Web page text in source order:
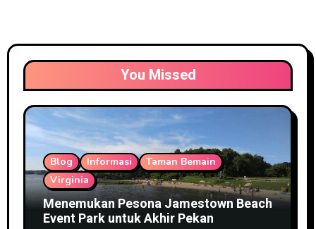
You Missed
Blog Informasi
Taman Bemain
Virginia
Menemukan Pesona Jamestown Beach
Event Park untuk Akhir Pekan